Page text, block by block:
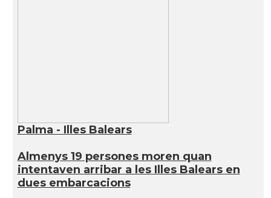
Palma - Illes Balears
Almenys 19 persones moren quan
intentaven arribar a les Illes Balears en
dues embarcacions